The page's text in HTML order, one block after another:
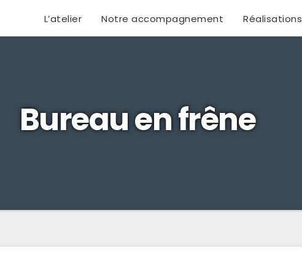
L’atelier Notre accompagnement Réalisations
Bureau en frêne